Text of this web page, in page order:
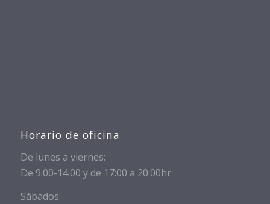
Horario de oficina
De lunes a viernes:
De 9:00-14:00 y de 17:00 a 20:00hr
Sábados: